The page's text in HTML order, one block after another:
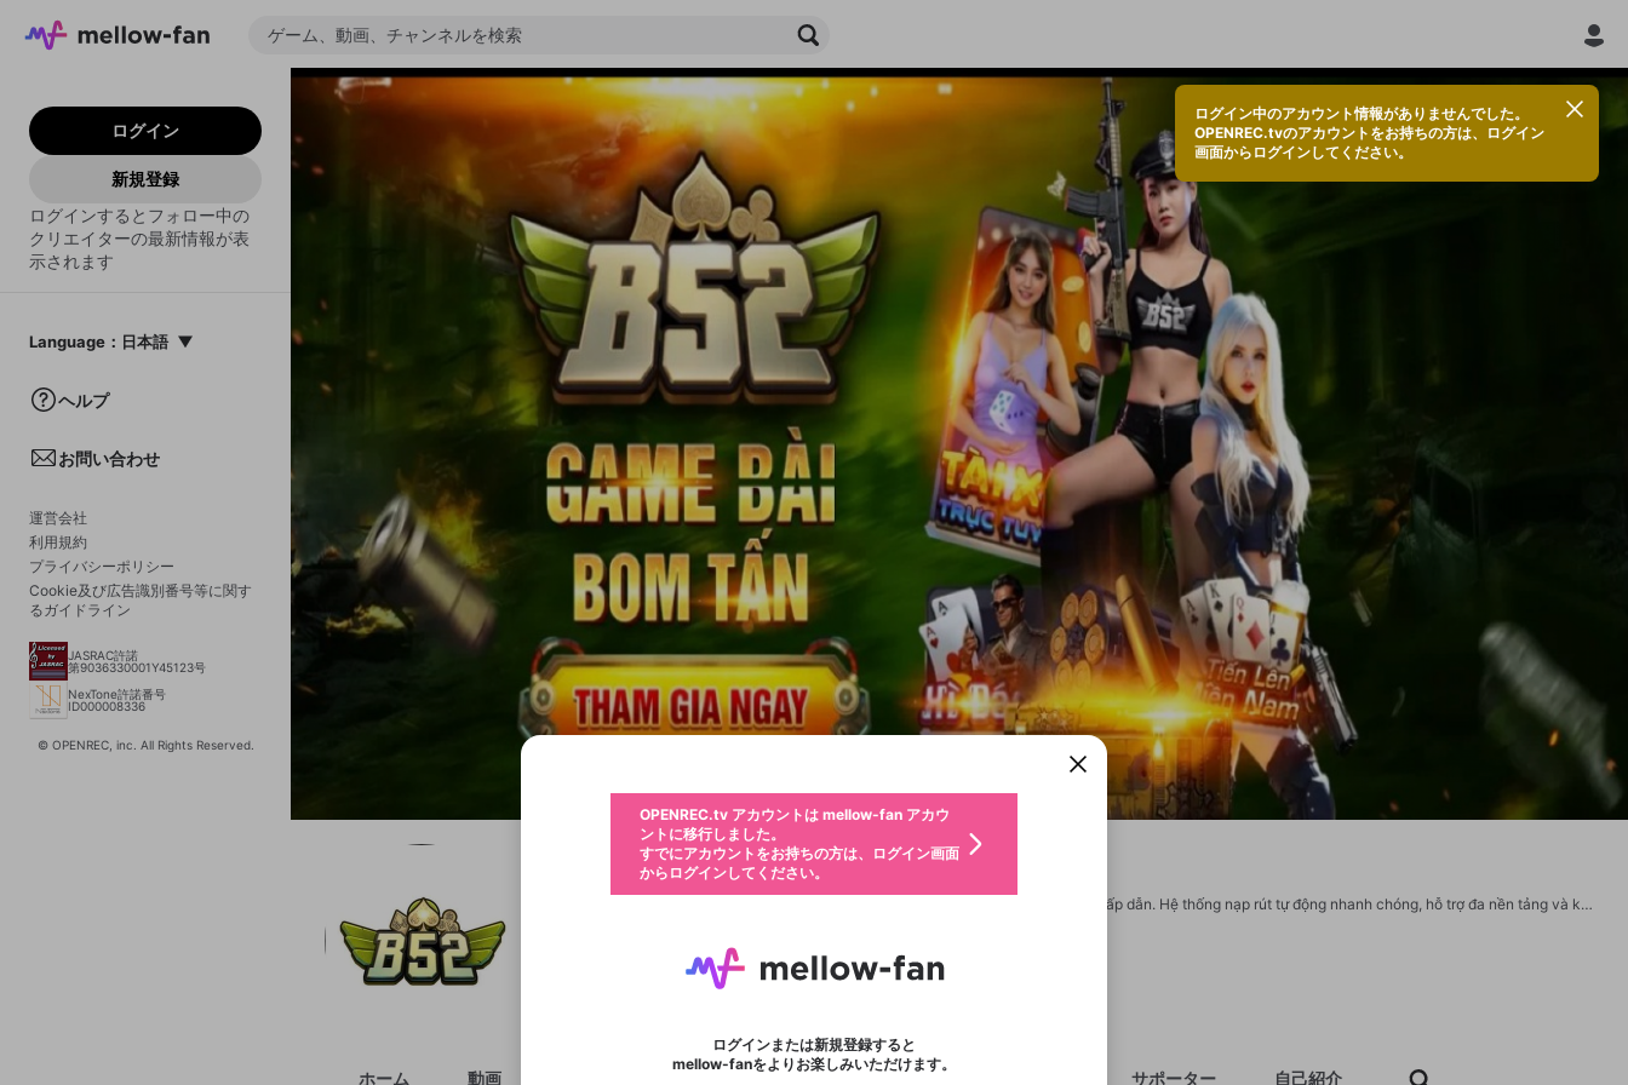
検索履歴をすべて削除しますか？
いいえ はい
ログイン
新規登録
ログインするとフォロー中の
クリエイターの最新情報が表
示されます
Language ： 日本語
中文(簡体)
ヘルプ
お問い合わせ
運営会社
利用規約
プライバシーポリシー
Cookie及び広告識別番号等に関す
るガイドライン
JASRAC許諾
第9036330001Y45123号
NexTone許諾番号
ID000008336
© OPENREC, inc. All Rights Reserved.
ログイン中のアカウント情報がありませんでした。
OPENREC.tvのアカウントをお持ちの方は、ログイン
画面からログインしてください。
B52club
B52clubvn.app mang đến trải nghiệm chơi game mượt mà với hàng loạt tựa game hấp dẫn. Hệ thống nạp rút tự động nhanh chóng, hỗ trợ đa nền tảng và khuyến mãi mỗi ngày là điểm mạnh giúp người chơi gắn bó lâu dài. Thông tin liên hệ: Thương hiệu: B52club Website: https://b52clubvn.app/ Email: support@b52clubvn.app Số điện thoại: 0790 931 459 Địa chỉ: K25 K5, Phường 12, Tân Bình, Hồ Chí Minh, Việt Nam Zipcode: 700000 Hashtag: #b52club #b52clubapp #linkb52club #trangchub52club #dangnhapb52 #b52game #b52clubvn https://x.com/b52clubvnapp https://www.pinterest.com/b52clubvnapp https://www.youtube.com/@b52clubvnapp https://www.twitch.tv/b52clubvnapp/about https://www.reddit.com/user/b52clubvnapp/ https://500px.com/p/b52clubvnapp https://gravatar.com/b52clubvnapp
ホーム 動画 プレイリスト フォロー サポーター 自己紹介
ブロックリストに追加しますか？
キャンセル OK
この動画の公開は終了しました
OK
ファンレター
応援している配信者にファンレターを送ることができま
す。好きなデザインを選んでメッセージを書いたり、エ
ールアイテムでデコレーションして、配信者に届けまし
※ファンレター機能は有料サービスです。
マイページに表示されている動画 (ライブ配信、配信予定、ア
ーカイブ、アップロード動画) をページのトップに1つ固定で
きます。動画タイトル横のメニューより設定することができま
す。
選択できるプレイリストがありません。プレイリストは動画の再生画面で作成で
ポイントが不足しています
ご確認ください
利用規約とプライバシーポリシーが更新されました。
サービスを利用するには変更後の内容をご確認いただ
利用規約を確認しました。
OPENREC.tv アカウントは mellow-fan アカウ
ントに移行しました。
新規登録
メールアドレスで新規登録
または
Google
新規登録
@
OPENREC.tvアカウントはmellow-fanアカウン
トに統合しました。
ログイン
メールアドレスでログイン
または
Google
ログイン
OPENREC.tv アカウントは mellow-fan アカウ
ントに移行しました。
すでにアカウントをお持ちの方は、ログイン画面
からログインしてください。
ログインまたは新規登録すると
mellow-fanをよりお楽しみいただけます。
登録したメールアドレスを入力し、送信してください。
入力していただいたメールアドレス
に、パスワード再設定用URLを記載
確認ください
パーソナルデータの登録
年 月
生年月は登録後に変更できません。
お住まいの地域
認証コードの入力
ール記載の6桁の認証コードを入力してください。
セッションの有効期限が切れたた
プレミアム会員に入会
不適切なユーザーとして報告します
か？
問題を選択してください
わいせつな表現
著作権の侵害
サブスクシェア
限定コミュニティ参加方法
Discordアカウントをお持ちでない方
Discordアカウントを作成